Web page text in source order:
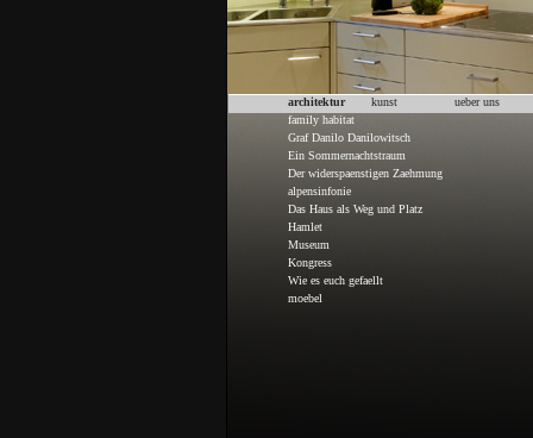
architektur
family habitat
Graf Danilo Danilowitsch
Ein Sommernachtstraum
Der widerspaenstigen Zaehmung
alpensinfonie
Das Haus als Weg und Platz
Hamlet
Museum
Kongress
Wie es euch gefaellt
moebel
kunst ueber uns